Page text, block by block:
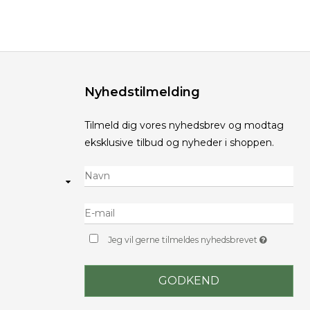
Nyhedstilmelding
Tilmeld dig vores nyhedsbrev og modtag
eksklusive tilbud og nyheder i shoppen.
Jeg vil gerne tilmeldes nyhedsbrevet
GODKEND